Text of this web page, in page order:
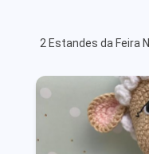
2 Estandes da Feira